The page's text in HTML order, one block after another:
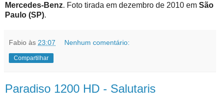
Mercedes-Benz. Foto tirada em dezembro de 2010 em São
Paulo (SP).
Fabio às 23:07 Nenhum comentário:
Compartilhar
Paradiso 1200 HD - Salutaris